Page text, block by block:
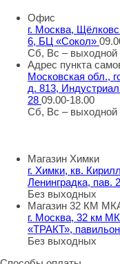
Офис
г. Москва,
6, БЦ «Сокол»
Сб, Вс – выходной
Адрес пункта
Московская обл.,
д. 813,
28 09.00-18.00
Сб, Вс – выходной
Магазин Химки
г. Химки, кв.
Ленинградка, пав.
Без выходных
Магазин 32 КМ
г. Москва, 32 км
«ТРАКТ»,
Без выходных